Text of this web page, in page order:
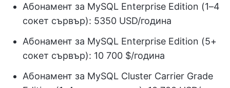
Абонамент за MySQL Enterprise Edition (1–4
сокет сървър): 5350 USD/година
Абонамент за MySQL Enterprise Edition (5+
сокет сървър): 10 700 $/година
Абонамент за MySQL Cluster Carrier Grade